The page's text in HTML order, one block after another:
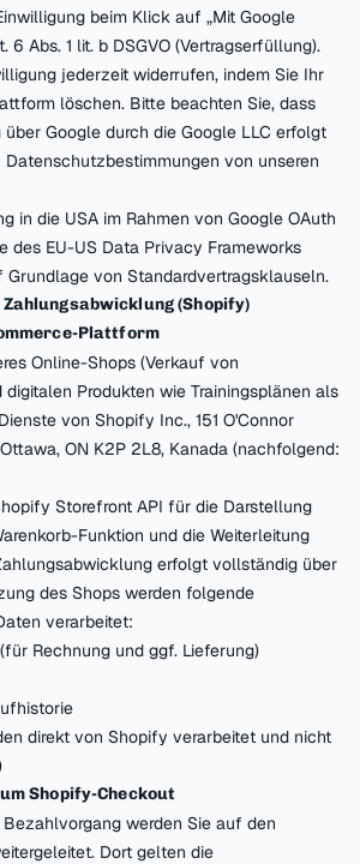
beim Klick auf „Mit Google
6 Abs. 1 lit. b DSGVO (Vertragserfüllung).
jederzeit widerrufen, indem Sie Ihr
löschen. Bitte beachten Sie, dass
Google durch die Google LLC erfolgt
Datenschutzbestimmungen von unseren
in die USA im Rahmen von Google OAuth
des EU-US Data Privacy Frameworks
von Standardvertragsklauseln.
Zahlungsabwicklung (Shopify)
Plattform
Online-Shops (Verkauf von
Produkten wie Trainingsplänen als
von Shopify Inc., 151 O'Connor
ON K2P 2L8, Kanada (nachfolgend:
Storefront API für die Darstellung
Funktion und die Weiterleitung
erfolgt vollständig über
des Shops werden folgende
verarbeitet:
Rechnung und ggf. Lieferung)
direkt von Shopify verarbeitet und nicht
Shopify-Checkout
werden Sie auf den
Dort gelten die